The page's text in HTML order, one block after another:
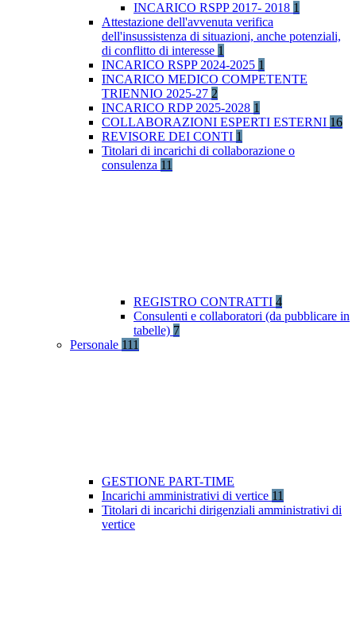
INCARICO RSPP 2017- 2018 1
Attestazione dell'avvenuta verifica
dell'insussistenza di situazioni, anche potenziali,
di conflitto di interesse 1
INCARICO RSPP 2024-2025 1
INCARICO MEDICO COMPETENTE
TRIENNIO 2025-27 2
INCARICO RDP 2025-2028 1
COLLABORAZIONI ESPERTI ESTERNI 16
REVISORE DEI CONTI 1
Titolari di incarichi di collaborazione o
consulenza 11
REGISTRO CONTRATTI 4
Consulenti e collaboratori (da pubblicare in
tabelle) 7
Personale 111
GESTIONE PART-TIME
Incarichi amministrativi di vertice 11
Titolari di incarichi dirigenziali amministrativi di
vertice